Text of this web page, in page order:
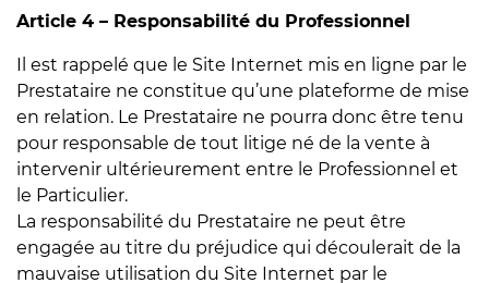
Article 4 – Responsabilité du Professionnel
Il est rappelé que le Site Internet mis en ligne par le
Prestataire ne constitue qu’une plateforme de mise
en relation. Le Prestataire ne pourra donc être tenu
pour responsable de tout litige né de la vente à
intervenir ultérieurement entre le Professionnel et
le Particulier.
La responsabilité du Prestataire ne peut être
engagée au titre du préjudice qui découlerait de la
mauvaise utilisation du Site Internet par le